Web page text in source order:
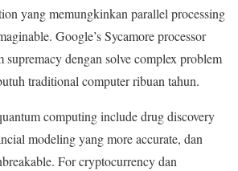
yang memungkinkan parallel processing
Google’s Sycamore processor
supremacy dengan solve complex problem
traditional computer ribuan tahun.
computing include drug discovery
modeling yang more accurate, dan
For cryptocurrency dan